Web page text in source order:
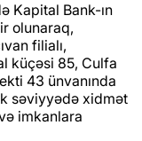
Kapital Bank-ın
olunaraq,
filialı,
küçəsi 85, Culfa
43 ünvanında
səviyyədə xidmət
imkanlara